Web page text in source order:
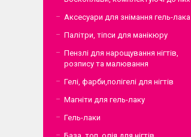
Аксесуари для знімання гель-лака
Палітри, тіпси для манікюру
Пензлі для нарощування нігтів,
розпису та малювання
Гелі, фарби,полігелі для нігтів
Магніти для гель-лаку
Гель-лаки